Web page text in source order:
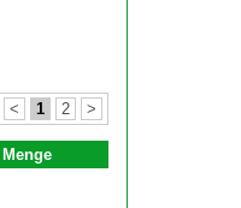
< 1 2 >
Menge